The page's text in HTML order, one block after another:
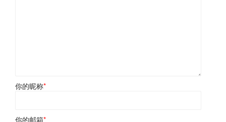
你的昵称*
你的邮箱*